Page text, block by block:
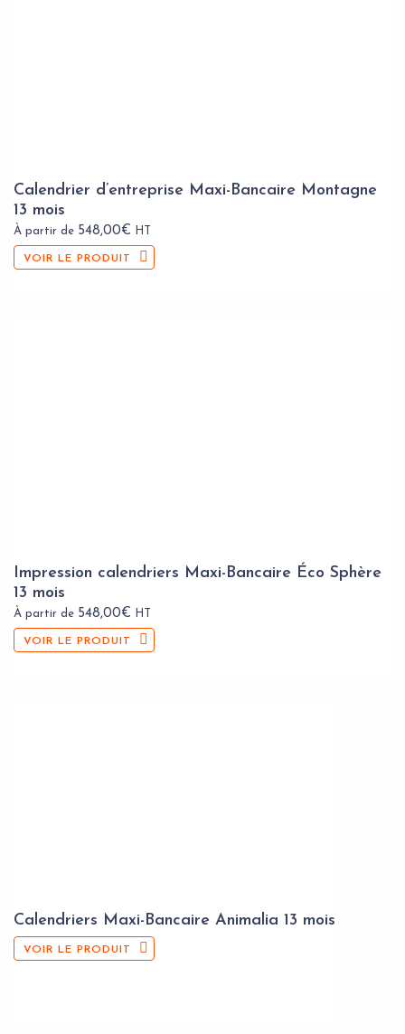
Calendrier d’entreprise Maxi-Bancaire Montagne
13 mois
À partir de 548,00€ HT
VOIR LE PRODUIT
Impression calendriers Maxi-Bancaire Éco Sphère
13 mois
À partir de 548,00€ HT
VOIR LE PRODUIT
Calendriers Maxi-Bancaire Animalia 13 mois
VOIR LE PRODUIT